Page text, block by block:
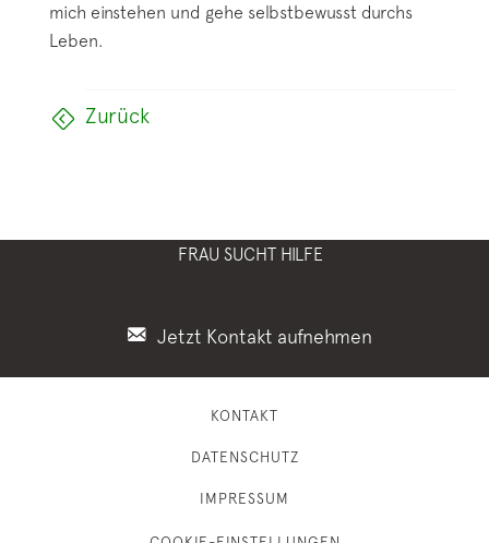
mich einstehen und gehe selbstbewusst durchs
Leben.
Zurück
FRAU SUCHT HILFE
Jetzt Kontakt aufnehmen
KONTAKT
DATENSCHUTZ
IMPRESSUM